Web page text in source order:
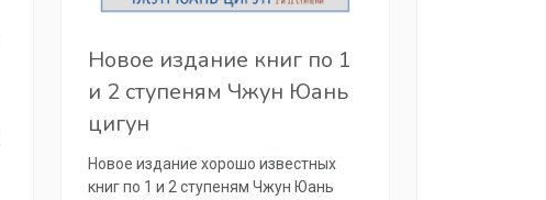
Новое издание книг по 1
и 2 ступеням Чжун Юань
цигун
Новое издание хорошо известных
книг по 1 и 2 ступеням Чжун Юань